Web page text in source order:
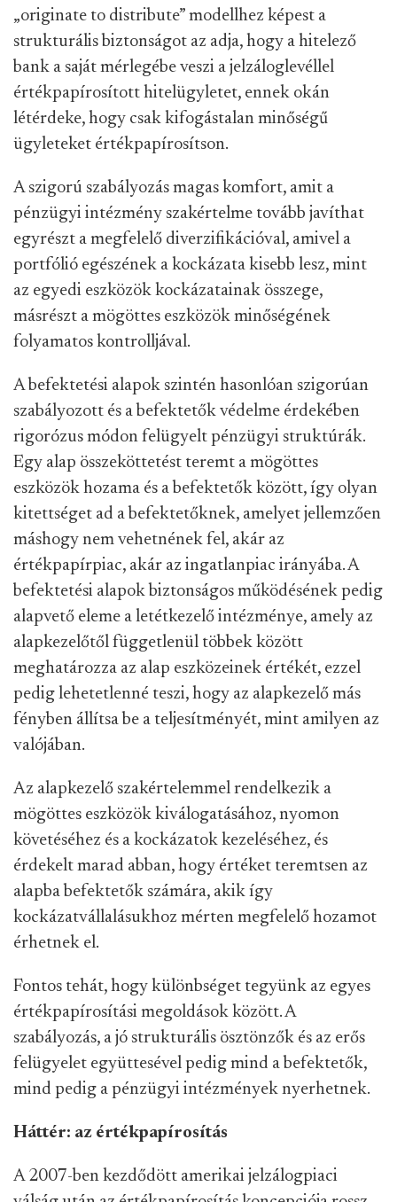
„originate to distribute” modellhez képest a
strukturális biztonságot az adja, hogy a hitelező
bank a saját mérlegébe veszi a jelzáloglevéllel
értékpapírosított hitelügyletet, ennek okán
létérdeke, hogy csak kifogástalan minőségű
ügyleteket értékpapírosítson.
A szigorú szabályozás magas komfort, amit a
pénzügyi intézmény szakértelme tovább javíthat
egyrészt a megfelelő diverzifikációval, amivel a
portfólió egészének a kockázata kisebb lesz, mint
az egyedi eszközök kockázatainak összege,
másrészt a mögöttes eszközök minőségének
folyamatos kontrolljával.
A befektetési alapok szintén hasonlóan szigorúan
szabályozott és a befektetők védelme érdekében
rigorózus módon felügyelt pénzügyi struktúrák.
Egy alap összeköttetést teremt a mögöttes
eszközök hozama és a befektetők között, így olyan
kitettséget ad a befektetőknek, amelyet jellemzően
máshogy nem vehetnének fel, akár az
értékpapírpiac, akár az ingatlanpiac irányába. A
befektetési alapok biztonságos működésének pedig
alapvető eleme a letétkezelő intézménye, amely az
alapkezelőtől függetlenül többek között
meghatározza az alap eszközeinek értékét, ezzel
pedig lehetetlenné teszi, hogy az alapkezelő más
fényben állítsa be a teljesítményét, mint amilyen az
valójában.
Az alapkezelő szakértelemmel rendelkezik a
mögöttes eszközök kiválogatásához, nyomon
követéséhez és a kockázatok kezeléséhez, és
érdekelt marad abban, hogy értéket teremtsen az
alapba befektetők számára, akik így
kockázatvállalásukhoz mérten megfelelő hozamot
érhetnek el.
Fontos tehát, hogy különbséget tegyünk az egyes
értékpapírosítási megoldások között. A
szabályozás, a jó strukturális ösztönzők és az erős
felügyelet együttesével pedig mind a befektetők,
mind pedig a pénzügyi intézmények nyerhetnek.
Háttér: az értékpapírosítás
A 2007-ben kezdődött amerikai jelzálogpiaci